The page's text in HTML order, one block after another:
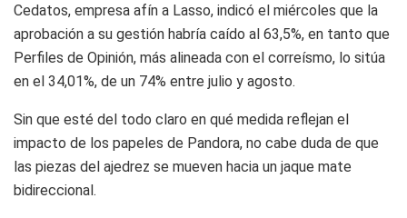
Cedatos, empresa afín a Lasso, indicó el miércoles que la
aprobación a su gestión habría caído al 63,5%, en tanto que
Perfiles de Opinión, más alineada con el correísmo, lo sitúa
en el 34,01%, de un 74% entre julio y agosto.
Sin que esté del todo claro en qué medida reflejan el
impacto de los papeles de Pandora, no cabe duda de que
las piezas del ajedrez se mueven hacia un jaque mate
bidireccional.